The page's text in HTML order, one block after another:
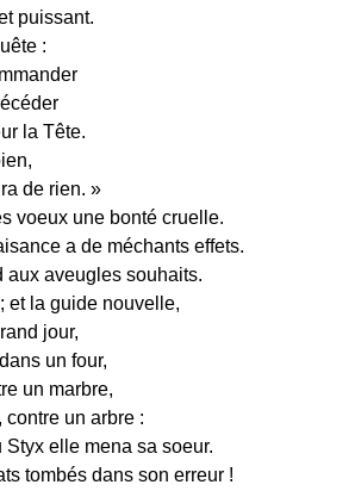
puissant.
:
la Tête.
de rien. »
voeux une bonté cruelle.
a de méchants effets.
aux aveugles souhaits.
et la guide nouvelle,
jour,
un four,
un marbre,
un arbre :
Styx elle mena sa soeur.
tombés dans son erreur !